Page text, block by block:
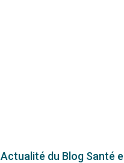
Actualité du Blog Santé